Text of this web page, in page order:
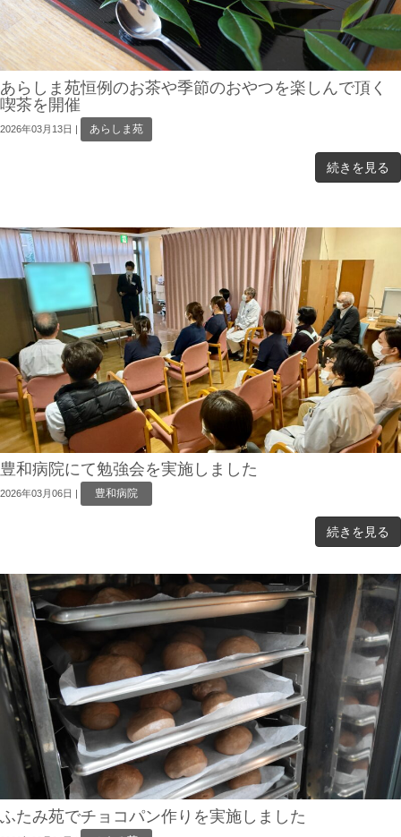
あらしま苑恒例のお茶や季節のおやつを楽しんで頂く
喫茶を開催
2026年03月13日 | あらしま苑
続きを見る
豊和病院にて勉強会を実施しました
2026年03月06日 | 豊和病院
続きを見る
ふたみ苑でチョコパン作りを実施しました